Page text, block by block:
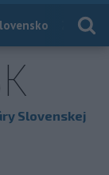
Slovenskej